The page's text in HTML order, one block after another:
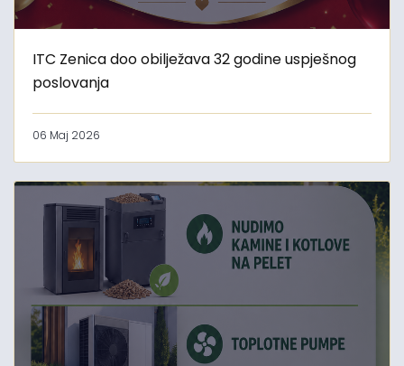
ITC Zenica doo obilježava 32 godine uspješnog
poslovanja
06 Maj 2026